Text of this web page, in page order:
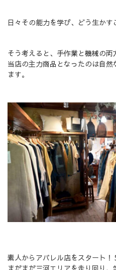
日々その能力を学び、どう生かす
そう考えると、手作業と機械の両
当店の主力商品となったのは自
ます。
素人からアパレル店をスタート！